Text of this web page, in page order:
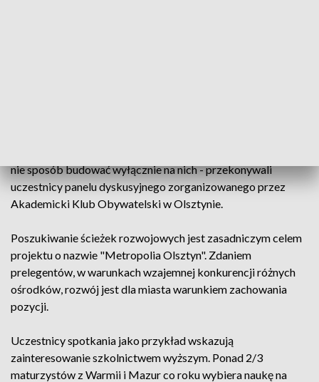
nie sposób budować wyłącznie na nich - przekonywali
uczestnicy panelu dyskusyjnego zorganizowanego przez
Akademicki Klub Obywatelski w Olsztynie.
Poszukiwanie ścieżek rozwojowych jest zasadniczym celem
projektu o nazwie "Metropolia Olsztyn". Zdaniem
prelegentów, w warunkach wzajemnej konkurencji różnych
ośrodków, rozwój jest dla miasta warunkiem zachowania
pozycji.
Uczestnicy spotkania jako przykład wskazują
zainteresowanie szkolnictwem wyższym. Ponad 2/3
maturzystów z Warmii i Mazur co roku wybiera naukę na